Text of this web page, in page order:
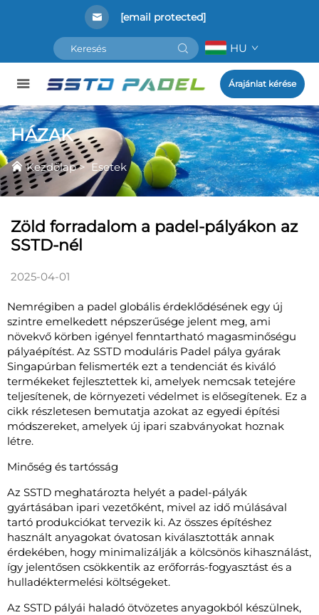
[email protected]
HU
Árajánlat kérése
HÁZAK
Kezdőlap>Esetek
Zöld forradalom a padel-pályákon az
SSTD-nél
2025-04-01
Nemrégiben a padel globális érdeklődésének egy új
szintre emelkedett népszerűsége jelent meg, ami
növekvő körben igényel fenntartható magasminőségu
pályaépítést. Az SSTD moduláris Padel pálya gyárak
Singapúrban felismerték ezt a tendenciát és kiváló
termékeket fejlesztettek ki, amelyek nemcsak tetejére
teljesítenek, de környezeti védelmet is elősegítenek. Ez a
cikk részletesen bemutatja azokat az egyedi építési
módszereket, amelyek új ipari szabványokat hoznak
létre.
Minőség és tartósság
Az SSTD meghatározta helyét a padel-pályák
gyártásában ipari vezetőként, mivel az idő múlásával
tartó produkciókat tervezik ki. Az összes építéshez
használt anyagokat óvatosan kiválasztották annak
érdekében, hogy minimalizálják a kölcsönös kihasználást,
így jelentősen csökkentik az erőforrás-fogyasztást és a
hulladéktermelési költségeket.
Az SSTD pályái haladó ötvözetes anyagokból készülnek,